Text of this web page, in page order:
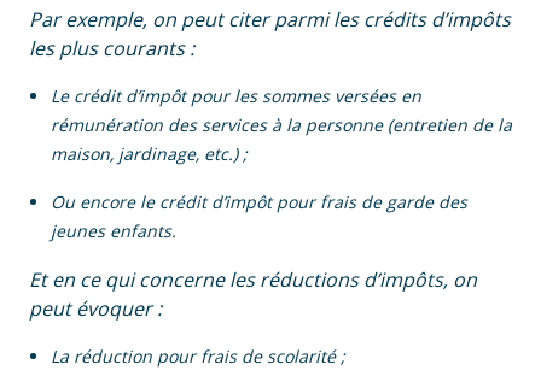
Par exemple, on peut citer parmi les crédits d’impôts
les plus courants :
Le crédit d’impôt pour les sommes versées en
rémunération des services à la personne (entretien de la
maison, jardinage, etc.) ;
Ou encore le crédit d’impôt pour frais de garde des
jeunes enfants.
Et en ce qui concerne les réductions d’impôts, on
peut évoquer :
La réduction pour frais de scolarité ;